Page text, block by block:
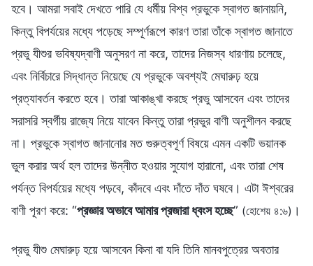
হবে। আমরা সবাই দেখতে পারি যে ধর্মীয় বিশ্ব প্রভুকে স্বাগত জানায়নি,
কিন্তু বিপর্যয়ের মধ্যে পড়েছে সম্পূর্ণরূপে কারণ তারা তাঁকে স্বাগত জানাতে
প্রভু যীশুর ভবিষ্যদ্বাণী অনুসরণ না করে, তাদের নিজস্ব ধারণায় চলেছে,
এবং নির্বিচারে সিদ্ধান্ত নিয়েছে যে প্রভুকে অবশ্যই মেঘারুঢ় হয়ে
প্রত্যাবর্তন করতে হবে। তারা আকাঙ্খা করছে প্রভু আসবেন এবং তাদের
সরাসরি স্বর্গীয় রাজ্যে নিয়ে যাবেন কিন্তু তারা প্রভুর বাণী অনুশীলন করছে
না। প্রভুকে স্বাগত জানানোর মত গুরুত্বপূর্ণ বিষয়ে এমন একটি ভয়ানক
ভুল করার অর্থ হল তাদের উন্নীত হওয়ার সুযোগ হারানো, এবং তারা শেষ
পর্যন্ত বিপর্যয়ের মধ্যে পড়বে, কাঁদবে এবং দাঁতে দাঁত ঘষবে। এটা ঈশ্বরের
বাণী পূরণ করে: “প্রজ্ঞার অভাবে আমার প্রজারা ধ্বংস হচ্ছে” (হোশেয় ৪:৬) ।
প্রভু যীশু মেঘারুঢ় হয়ে আসবেন কিনা বা যদি তিনি মানবপুত্রের অবতার